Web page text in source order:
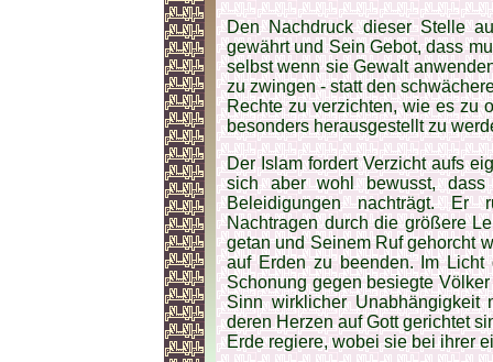
Den Nachdruck dieser Stelle
gewährt und Sein Gebot, dass
selbst wenn sie Gewalt
zu zwingen - statt den
Rechte zu verzichten, wie es zu
besonders herausgestellt zu
Der Islam fordert Verzicht aufs
sich aber wohl bewusst,
Beleidigungen nachträgt. Er
Nachtragen durch die größere
getan und Seinem Ruf gehorcht
auf Erden zu beenden. Im
Schonung gegen besiegte
Sinn wirklicher Unabhängigkeit
deren Herzen auf Gott gerichtet
Erde regiere, wobei sie bei ihrer